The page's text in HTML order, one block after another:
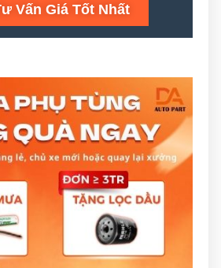
Vấn Giá Tốt Nhất